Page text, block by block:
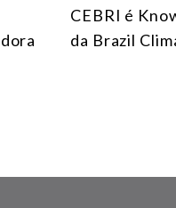
CEBRI é
da Brazil